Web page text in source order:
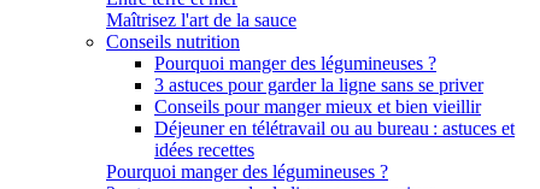
Maîtrisez l'art de la sauce
Conseils nutrition
Pourquoi manger des légumineuses ?
3 astuces pour garder la ligne sans se priver
Conseils pour manger mieux et bien vieillir
Déjeuner en télétravail ou au bureau : astuces et
idées recettes
Pourquoi manger des légumineuses ?